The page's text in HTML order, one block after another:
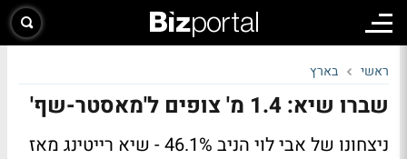
ראשי בארץ
שברו שיא: 1.4 מ' צופים ל'מאסטר-שף'
ניצחונו של אבי לוי הניב 46.1% - שיא רייטינג מאז